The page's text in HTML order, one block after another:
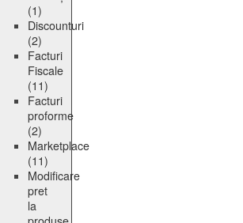
(1)
Discounturi
(2)
Facturi
Fiscale
(11)
Facturi
proforme
(2)
Marketplace
(11)
Modificare
pret
la